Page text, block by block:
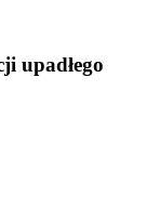
upadłego